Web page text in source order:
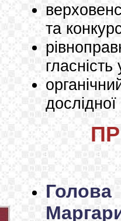
та
гласність